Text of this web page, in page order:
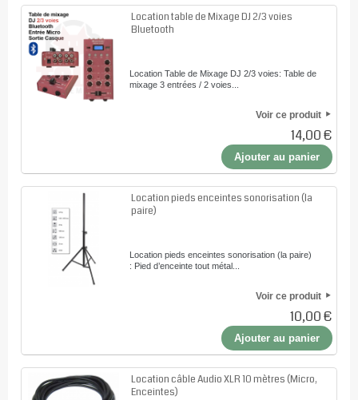
Location table de Mixage DJ 2/3 voies
Bluetooth
Location Table de Mixage DJ 2/3 voies: Table de
mixage 3 entrées / 2 voies...
Voir ce produit
14,00 €
Ajouter au panier
Location pieds enceintes sonorisation (la
paire)
Location pieds enceintes sonorisation (la paire)
: Pied d’enceinte tout métal...
Voir ce produit
10,00 €
Ajouter au panier
Location câble Audio XLR 10 mètres (Micro,
Enceintes)